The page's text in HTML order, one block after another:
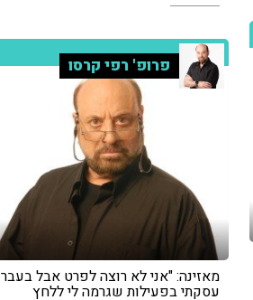
פרופ' רפי קרסו
מאזינה: "אני לא רוצה לפרט אבל בעבר
עסקתי בפעילות שגרמה לי ללחץ